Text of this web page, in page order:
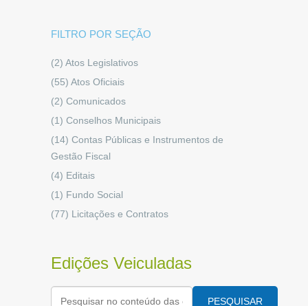
FILTRO POR SEÇÃO
(2) Atos Legislativos
(55) Atos Oficiais
(2) Comunicados
(1) Conselhos Municipais
(14) Contas Públicas e Instrumentos de
Gestão Fiscal
(4) Editais
(1) Fundo Social
(77) Licitações e Contratos
Edições Veiculadas
PESQUISAR